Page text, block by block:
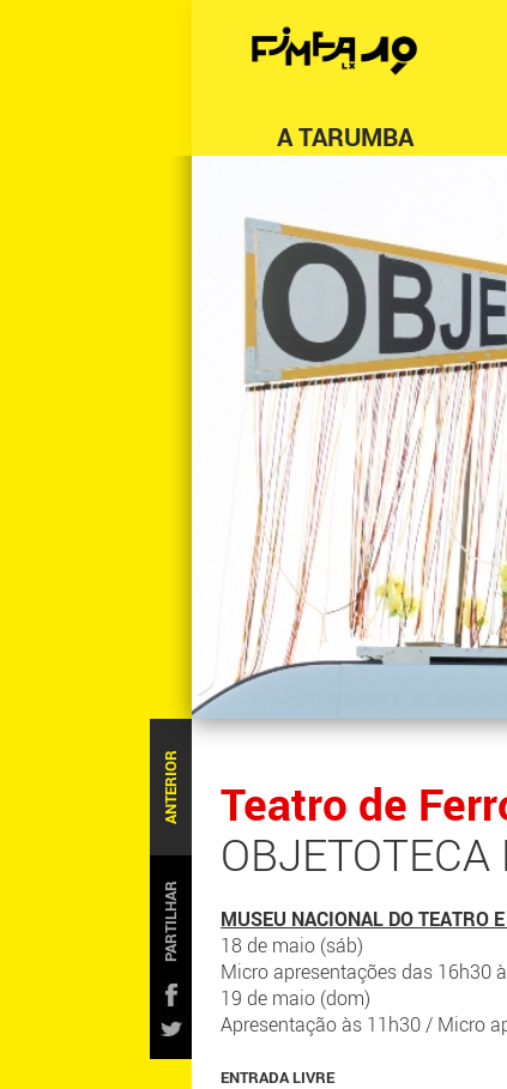
A TARUMBA
ANTERIOR
PARTILHAR
Teatro de
MUSEU NACIONAL DO TEATRO
18 de maio (sáb)
Micro apresentações das 16h30
19 de maio (dom)
Apresentação às 11h30 / Micro
ENTRADA LIVRE